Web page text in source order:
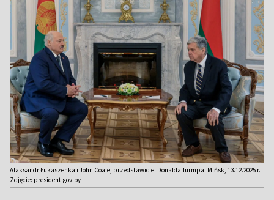
Alaksandr Łukaszenka i John Coale, przedstawiciel Donalda Turmpa. Mińsk, 13.12.2025 r.
Zdjęcie: president.gov.by